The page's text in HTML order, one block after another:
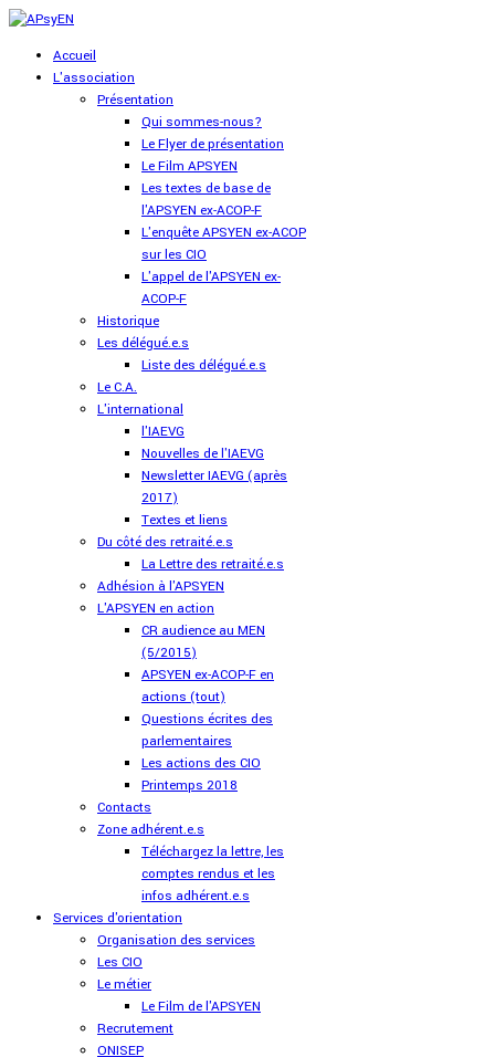
Accueil
L'association
Présentation
Qui sommes-nous?
Le Flyer de présentation
Le Film APSYEN
Les textes de base de
l'APSYEN ex-ACOP-F
L'enquête APSYEN ex-ACOP
sur les CIO
L'appel de l'APSYEN ex-
ACOP-F
Historique
Les délégué.e.s
Liste des délégué.e.s
Le C.A.
L'international
l'IAEVG
Nouvelles de l'IAEVG
Newsletter IAEVG (après
2017)
Textes et liens
Du côté des retraité.e.s
La Lettre des retraité.e.s
Adhésion à l'APSYEN
L'APSYEN en action
CR audience au MEN
(5/2015)
APSYEN ex-ACOP-F en
actions (tout)
Questions écrites des
parlementaires
Les actions des CIO
Printemps 2018
Contacts
Zone adhérent.e.s
Téléchargez la lettre, les
comptes rendus et les
infos adhérent.e.s
Services d'orientation
Organisation des services
Les CIO
Le métier
Le Film de l'APSYEN
Recrutement
ONISEP